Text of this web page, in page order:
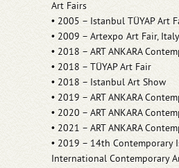
Art Fairs
• 2005 – Istanbul TÜYAP Art
• 2009 – Artexpo Art Fair, Italy
• 2018 – ART ANKARA
• 2018 – TÜYAP Art Fair
• 2018 – Istanbul Art Show
• 2019 – ART ANKARA
• 2020 – ART ANKARA
• 2021 – ART ANKARA
• 2019 – 14th Contemporary
International Contemporary